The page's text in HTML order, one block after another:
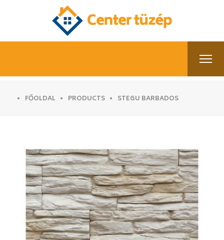
FŐOLDAL PRODUCTS STEGU BARBADOS